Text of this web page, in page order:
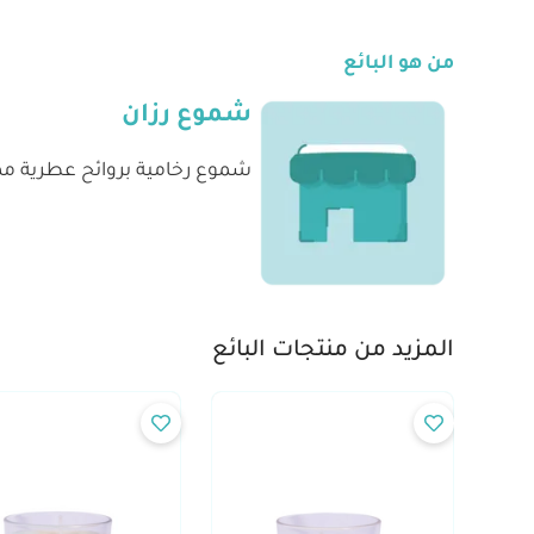
من هو البائع
شموع رزان
شموع رخامية بروائح عطرية
المزيد من منتجات البائع